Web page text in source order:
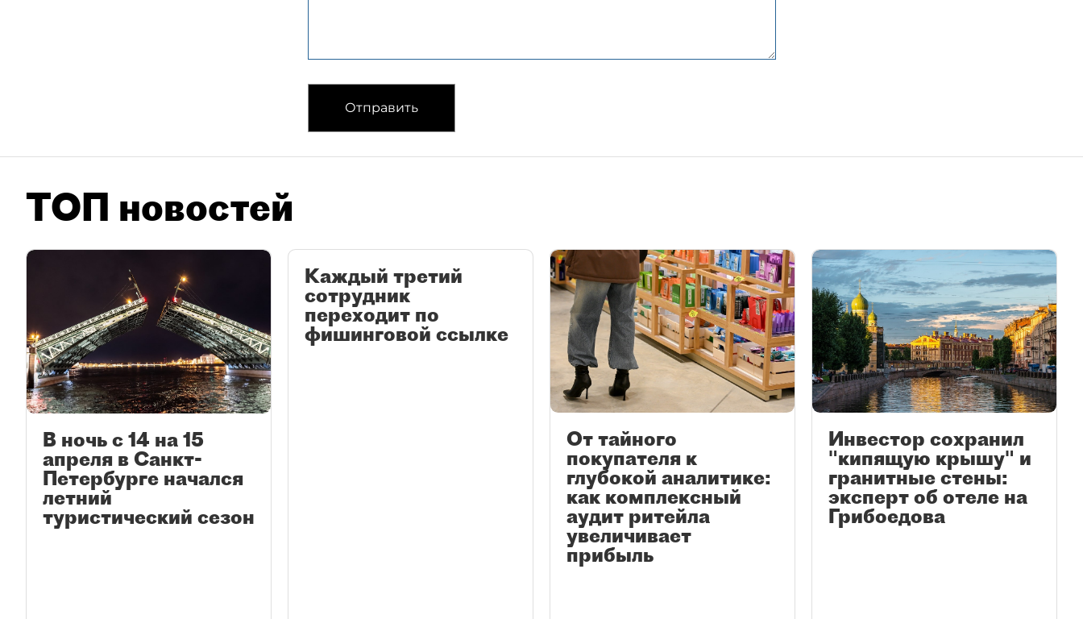
Отправить
ТОП новостей
В ночь с 14 на 15
апреля в Санкт-
Петербурге начался
летний
туристический сезон
Каждый третий
сотрудник
переходит по
фишинговой ссылке
От тайного
покупателя к
глубокой аналитике:
как комплексный
аудит ритейла
увеличивает
прибыль
Инвестор сохранил
"кипящую крышу" и
гранитные стены:
эксперт об отеле на
Грибоедова